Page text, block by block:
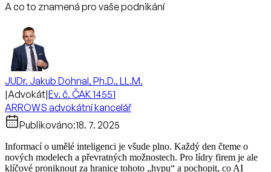
A co to znamená pro vaše podnikání
JUDr. Jakub Dohnal, Ph.D., LL.M.
|Advokát|Ev. č. ČAK 14551
ARROWS advokátní kancelář
Publikováno:18. 7. 2025
Informací o umělé inteligenci je všude plno. Každý den čteme o
nových modelech a převratných možnostech. Pro lídry firem je ale
klíčové proniknout za hranice tohoto „hypu“ a pochopit, co AI